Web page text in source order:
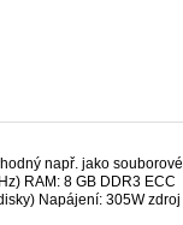
např. jako souborové
RAM: 8 GB DDR3 ECC
Napájení: 305W zdroj